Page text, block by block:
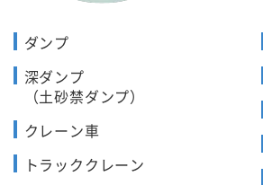
ダンプ
深ダンプ
（土砂禁ダンプ）
クレーン車
トラッククレーン